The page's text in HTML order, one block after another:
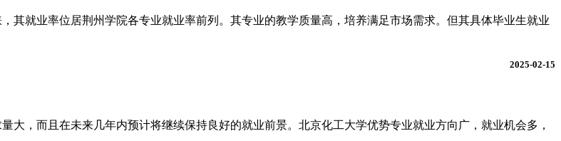
其就业率位居荆州学院各专业就业率前列。其专业的教学质量高，培养满足市场需求。但其具体毕业生就业
2025-02-15
大，而且在未来几年内预计将继续保持良好的就业前景。北京化工大学优势专业就业方向广，就业机会多，